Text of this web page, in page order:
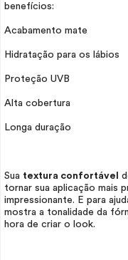
benefícios:
Acabamento mate
Hidratação para os lábios
Proteção UVB
Alta cobertura
Longa duração
Sua textura confortável
tornar sua aplicação mais
impressionante. E para
mostra a tonalidade da
hora de criar o look.